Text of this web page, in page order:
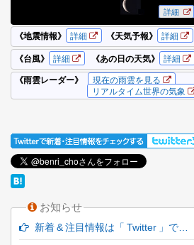
お知らせ
新着 & 注目情報は「 Twitter 」で…